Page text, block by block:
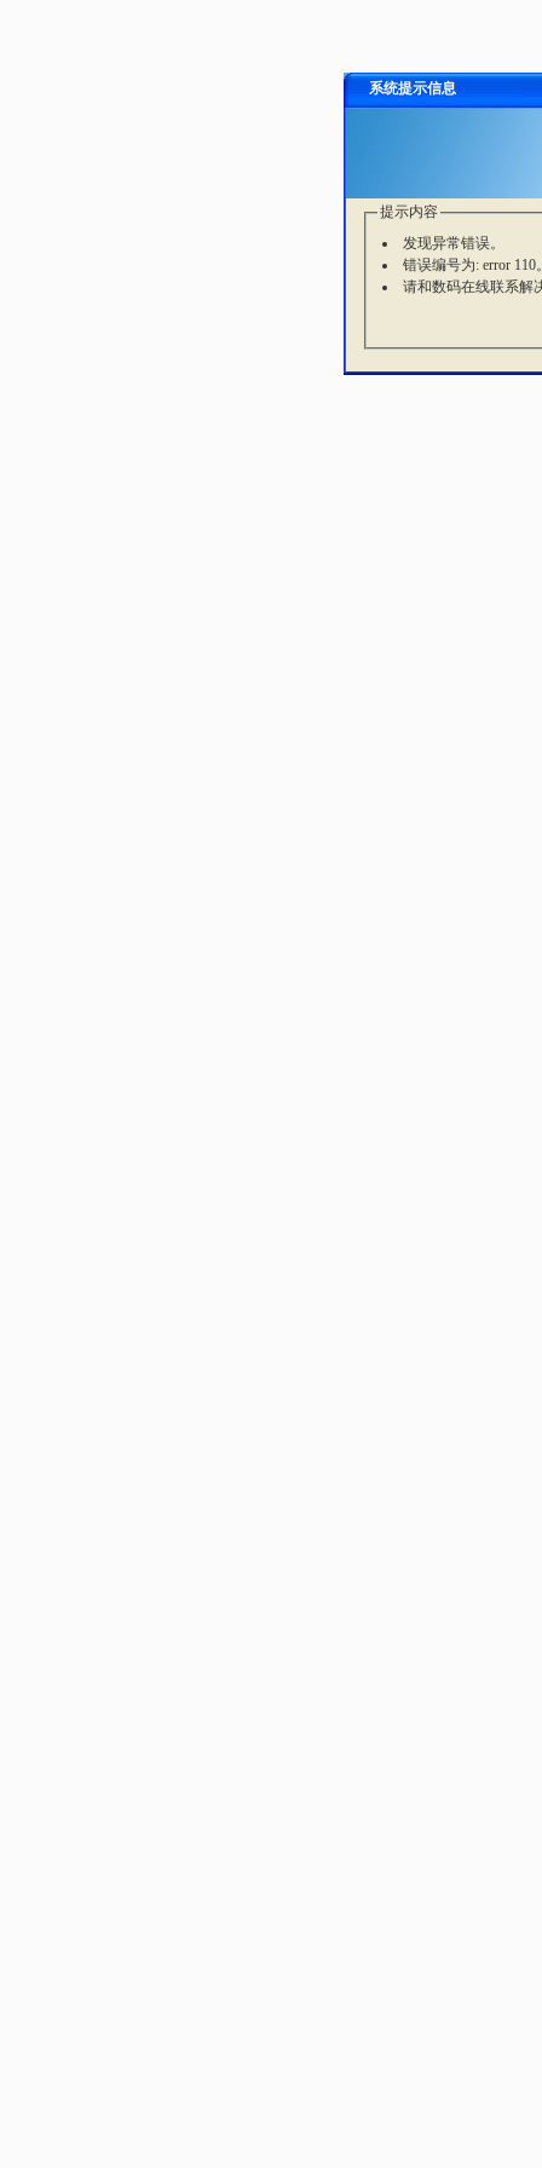
系统提示信息
提示内容
发现异常错误。
错误编号为: error 110
请和数码在线联系解